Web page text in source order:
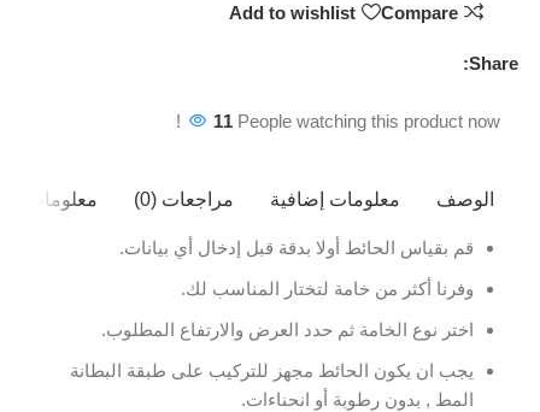
Compare
Add to wishlist
Share:
11 People watching this product now!
الوصف معلومات إضافية مراجعات (0) معلومات
قم بقياس الحائط أولا بدقة قبل إدخال أي بيانات.
وفرنا أكثر من خامة لتختار المناسب لك.
اختر نوع الخامة ثم حدد العرض والارتفاع المطلوب.
يجب ان يكون الحائط مجهز للتركيب على طبقة البطانة
المط , بدون رطوبة أو انحناءات.